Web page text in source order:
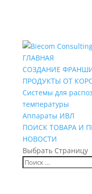
ГЛАВНАЯ
СОЗДАНИЕ
ПРОДУКТЫ ОТ
Системы для
температуры
Аппараты ИВЛ
ПОИСК ТОВАРА И
НОВОСТИ
Выбрать Страницу